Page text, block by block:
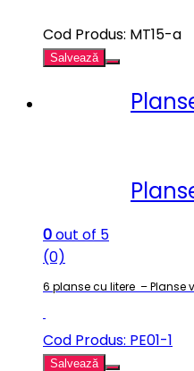
Cod Produs: MT15-a
Salvează
0out of 5
(0)
6 planse cu litere – Planse
Cod Produs: PE01-1
Salvează